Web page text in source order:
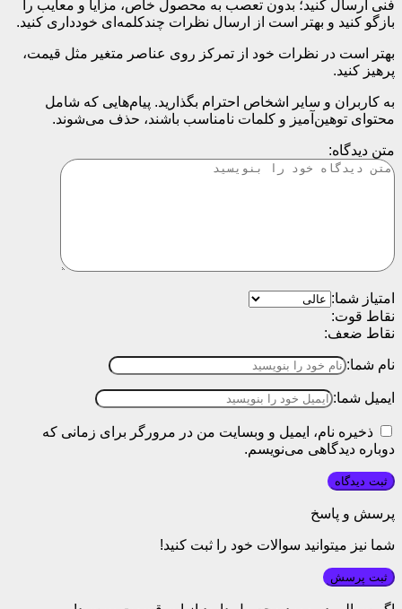
فنی ارسال کنید؛ بدون تعصب به محصول خاص، مزایا و معایب را
بازگو کنید و بهتر است از ارسال نظرات چندکلمه‌‌ای خودداری کنید.
بهتر است در نظرات خود از تمرکز روی عناصر متغیر مثل قیمت،
پرهیز کنید.
به کاربران و سایر اشخاص احترام بگذارید. پیام‌هایی که شامل
محتوای توهین‌آمیز و کلمات نامناسب باشند، حذف می‌شوند.
متن دیدگاه:
امتیاز شما:
نقاط قوت:
نقاط ضعف:
نام شما:
ایمیل شما:
ذخیره نام، ایمیل و وبسایت من در مرورگر برای زمانی که
دوباره دیدگاهی می‌نویسم.
پرسش و پاسخ
شما نیز میتوانید سوالات خود را ثبت کنید!
ثبت پرسش